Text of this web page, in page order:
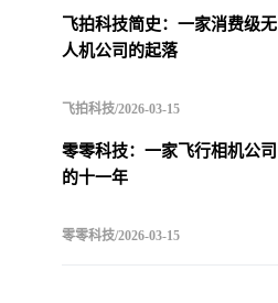
飞拍科技简史：一家消费级无
人机公司的起落
飞拍科技/2026-03-15
零零科技：一家飞行相机公司
的十一年
零零科技/2026-03-15